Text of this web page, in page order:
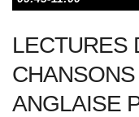
LECTURES
ANGLAISE